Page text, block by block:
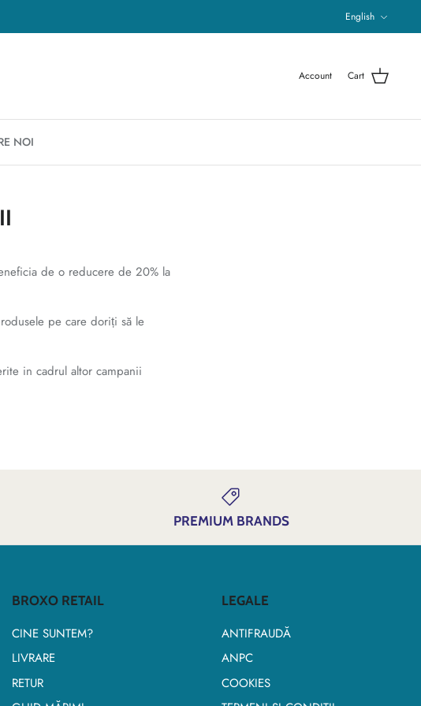
Language
English
Account Cart
NOI
de o reducere de 20% la
pe care doriți să le
in cadrul altor campanii
PREMIUM BRANDS
BROXO RETAIL
CINE SUNTEM?
LIVRARE
RETUR
LEGALE
ANTIFRAUDĂ
ANPC
COOKIES